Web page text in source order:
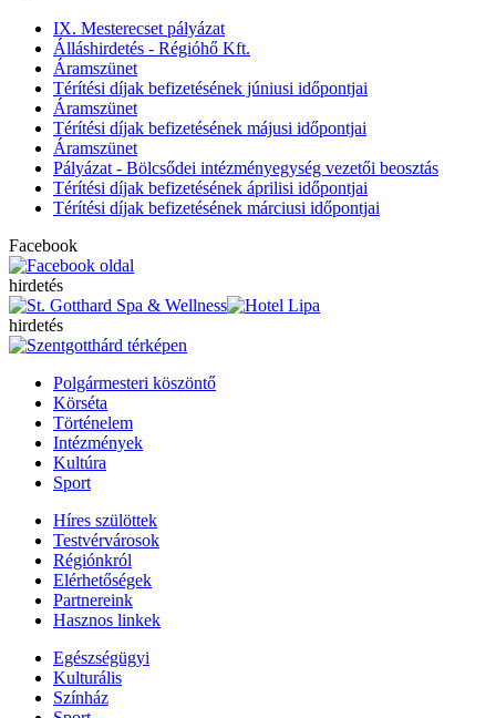
IX. Mesterecset pályázat
Álláshirdetés - Régióhő Kft.
Áramszünet
Térítési díjak befizetésének júniusi időpontjai
Áramszünet
Térítési díjak befizetésének májusi időpontjai
Áramszünet
Pályázat - Bölcsődei intézményegység vezetői beosztás
Térítési díjak befizetésének áprilisi időpontjai
Térítési díjak befizetésének márciusi időpontjai
Facebook
hirdetés
hirdetés
Polgármesteri köszöntő
Körséta
Történelem
Intézmények
Kultúra
Sport
Híres szülöttek
Testvérvárosok
Régiónkról
Elérhetőségek
Partnereink
Hasznos linkek
Egészségügyi
Kulturális
Színház